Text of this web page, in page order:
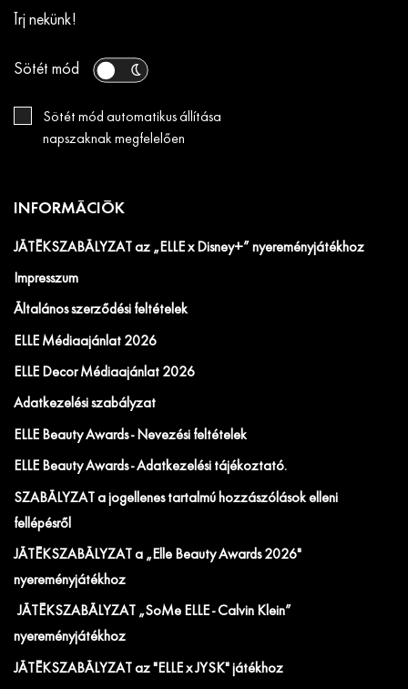
Írj nekünk!
Sötét mód
Sötét mód automatikus állítása
napszaknak megfelelően
INFORMÁCIÓK
JÁTÉKSZABÁLYZAT az „ELLE x Disney+” nyereményjátékhoz
Impresszum
Általános szerződési feltételek
ELLE Médiaajánlat 2026
ELLE Decor Médiaajánlat 2026
Adatkezelési szabályzat
ELLE Beauty Awards - Nevezési feltételek
ELLE Beauty Awards - Adatkezelési tájékoztató.
SZABÁLYZAT a jogellenes tartalmú hozzászólások elleni
fellépésről
JÁTÉKSZABÁLYZAT a „Elle Beauty Awards 2026"
nyereményjátékhoz
JÁTÉKSZABÁLYZAT „SoMe ELLE - Calvin Klein”
nyereményjátékhoz
JÁTÉKSZABÁLYZAT az "ELLE x JYSK" játékhoz